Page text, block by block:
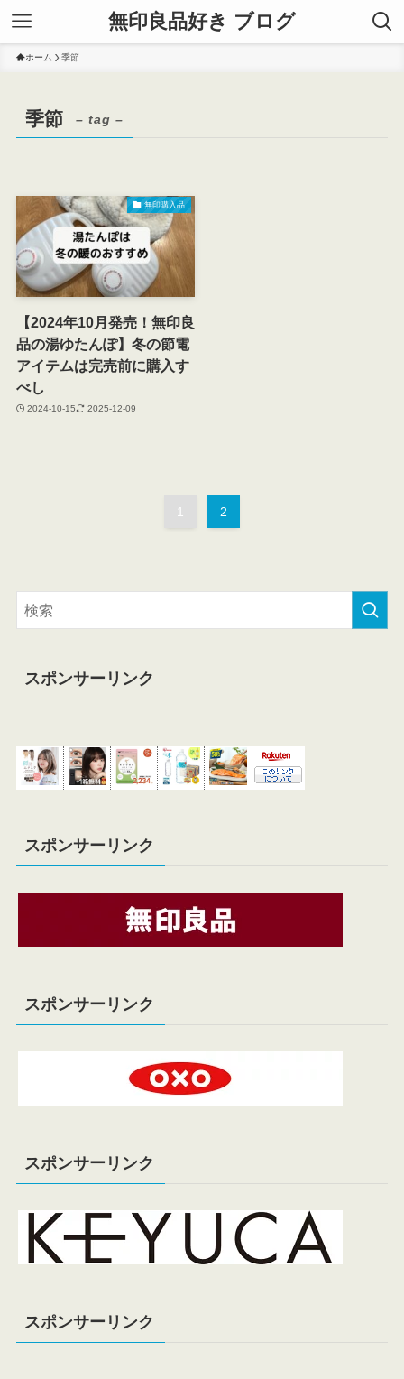
無印良品好き ブログ
ホーム 季節
季節 – tag –
無印購入品
【2024年10月発売！無印良
品の湯ゆたんぽ】冬の節電
アイテムは完売前に購入す
べし
2024-10-15 2025-12-09
1 2
スポンサーリンク
スポンサーリンク
スポンサーリンク
スポンサーリンク
スポンサーリンク